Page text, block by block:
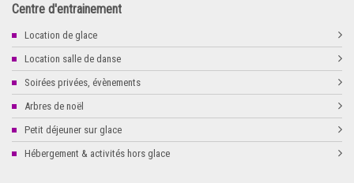
Centre d'entrainement
Location de glace
Location salle de danse
Soirées privées, évènements
Arbres de noël
Petit déjeuner sur glace
Hébergement & activités hors glace